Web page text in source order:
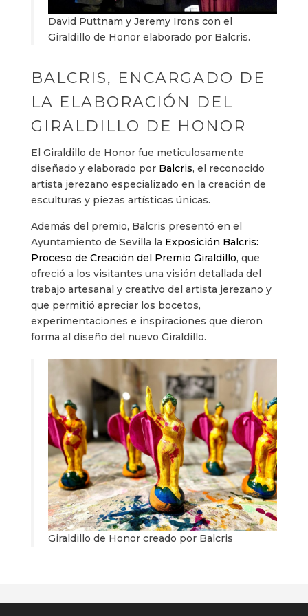
David Puttnam y Jeremy Irons con el
Giraldillo de Honor elaborado por Balcris.
BALCRIS, ENCARGADO DE
LA ELABORACIÓN DEL
GIRALDILLO DE HONOR
El Giraldillo de Honor fue meticulosamente
diseñado y elaborado por Balcris, el reconocido
artista jerezano especializado en la creación de
esculturas y piezas artísticas únicas.
Además del premio, Balcris presentó en el
Ayuntamiento de Sevilla la Exposición Balcris:
Proceso de Creación del Premio Giraldillo, que
ofreció a los visitantes una visión detallada del
trabajo artesanal y creativo del artista jerezano y
que permitió apreciar los bocetos,
experimentaciones e inspiraciones que dieron
forma al diseño del nuevo Giraldillo.
Giraldillo de Honor creado por Balcris